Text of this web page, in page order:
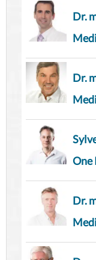
Dr.
Dr.
One
Dr.